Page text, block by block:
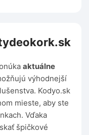
aktuálne
výhodnejší
Kodyo.sk
mieste, aby ste
Vďaka
špičkové